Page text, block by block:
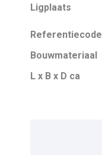
Ligplaats
Referentiecode
Bouwmateriaal
L x B x D ca